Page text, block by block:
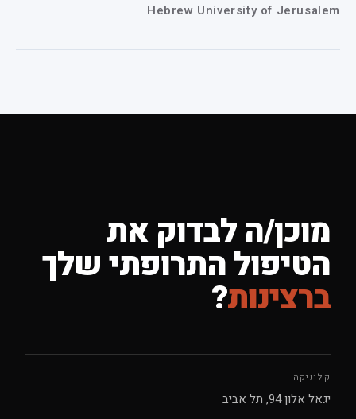
Hebrew University of Jerusalem
מוכן/ה לבדוק את
הטיפול התרופתי שלך
ברצינות?
קליניקה
יגאל אלון 94, תל אביב